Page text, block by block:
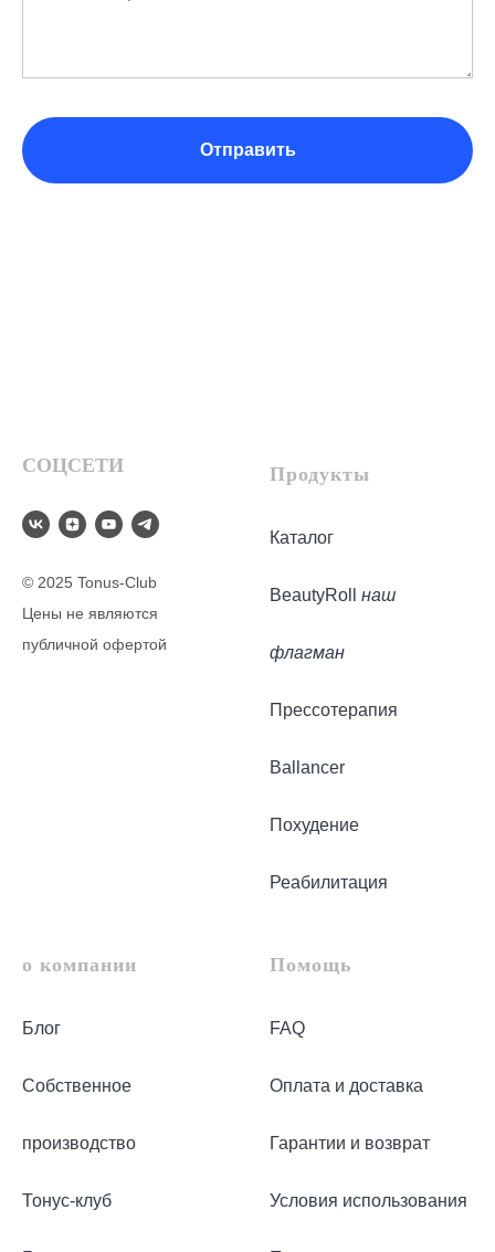
Отправить
СОЦСЕТИ
© 2025 Tonus-Club
Цены не являются
публичной офертой
Продукты
Каталог
BeautyRoll наш
флагман
Прессотерапия
Ballancer
Похудение
Реабилитация
о компании
Блог
Собственное
производство
Тонус-клуб
Помощь
FAQ
Оплата и доставка
Гарантии и возврат
Условия использования